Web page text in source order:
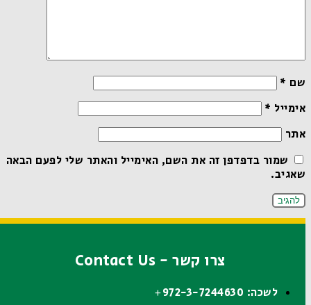
שם*
אימייל*
אתר
שמור בדפדפן זה את השם, האימייל והאתר שלי לפעם הבאה
שאגיב.
צרו קשר - Contact Us
לשכה: 972-3-7244630+